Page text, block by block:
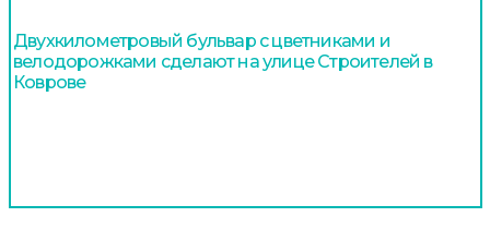
Двухкилометровый бульвар с цветниками и
велодорожками сделают на улице Строителей в
Коврове